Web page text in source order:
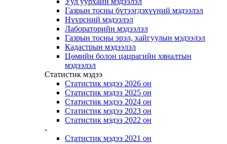
Газрын тосны бүтээгдэхүүний мэдээлэл
Нүүрсний мэдээлэл
Лабораторийн мэдээлэл
Газрын тосны эрэл, хайгуулын мэдээлэл
Кадастрын мэдээлэл
Цөмийн болон цацрагийн хяналтын
мэдээлэл
Статистик мэдээ
Статистик мэдээ 2026 он
Статистик мэдээ 2025 он
Статистик мэдээ 2024 он
Статистик мэдээ 2023 он
Статистик мэдээ 2022 он
-
Статистик мэдээ 2021 он